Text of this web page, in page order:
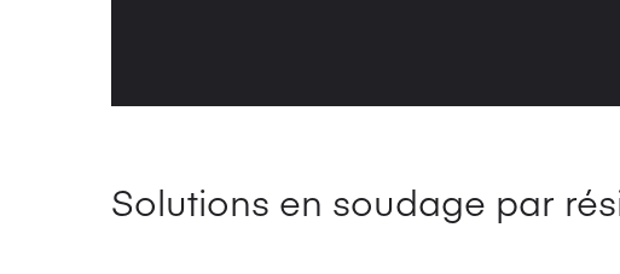
Solutions en soudage par